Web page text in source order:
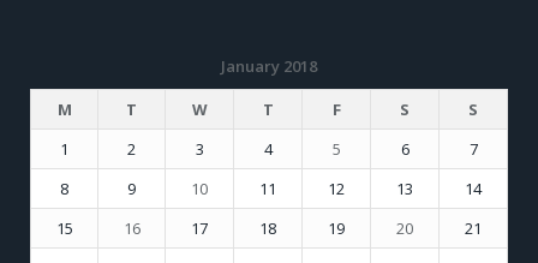
January 2018
M
T W T F S
S
1
2 3 4 5 6
7
8
9 10 11 12 13
14
15
16 17 18 19 20
21